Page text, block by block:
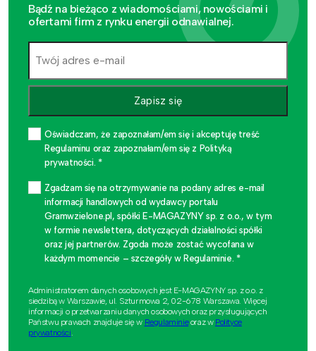
Bądź na bieżąco z wiadomościami, nowościami i
ofertami firm z rynku energii odnawialnej.
Zapisz się
Oświadczam, że zapoznałam/em się i akceptuję treść
Regulaminu oraz zapoznałam/em się z Polityką
prywatności. *
Zgadzam się na otrzymywanie na podany adres e-mail
informacji handlowych od wydawcy portalu
Gramwzielone.pl, spółki E-MAGAZYNY sp. z o.o., w tym
w formie newslettera, dotyczących działalności spółki
oraz jej partnerów. Zgoda może zostać wycofana w
każdym momencie – szczegóły w Regulaminie. *
Administratorem danych osobowych jest E-MAGAZYNY sp. z o.o. z
siedzibą w Warszawie, ul. Szturmowa 2, 02-678 Warszawa. Więcej
informacji o przetwarzaniu danych osobowych oraz przysługujących
Państwu prawach znajduje się w Regulaminieoraz w Polityce
prywatności.